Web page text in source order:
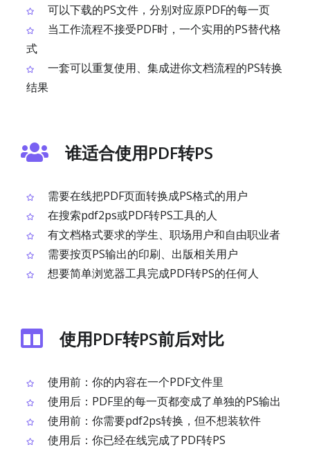
可以下载的PS文件，分别对应原PDF的每一页
当工作流程不接受PDF时，一个实用的PS替代格
式
一套可以重复使用、集成进你文档流程的PS转换
结果
谁适合使用PDF转PS
需要在线把PDF页面转换成PS格式的用户
在搜索pdf2ps或PDF转PS工具的人
有文档格式要求的学生、职场用户和自由职业者
需要按页PS输出的印刷、出版相关用户
想要简单浏览器工具完成PDF转PS的任何人
使用PDF转PS前后对比
使用前：你的内容在一个PDF文件里
使用后：PDF里的每一页都变成了单独的PS输出
使用前：你需要pdf2ps转换，但不想装软件
使用后：你已经在线完成了PDF转PS